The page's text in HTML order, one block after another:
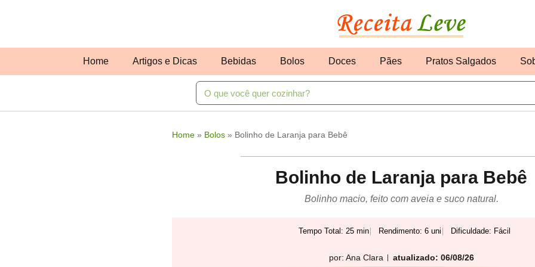
Home Artigos e Dicas Bebidas Bolos Doces Pães Pratos Salgados
Home » Bolos » Bolinho de Laranja para Bebê
Bolinho de Laranja para Bebê
Bolinho macio, feito com aveia e suco natural.
Tempo Total: 25 min Rendimento: 6 uni Dificuldade: Fácil
por: Ana Clara atualizado: 06/08/26